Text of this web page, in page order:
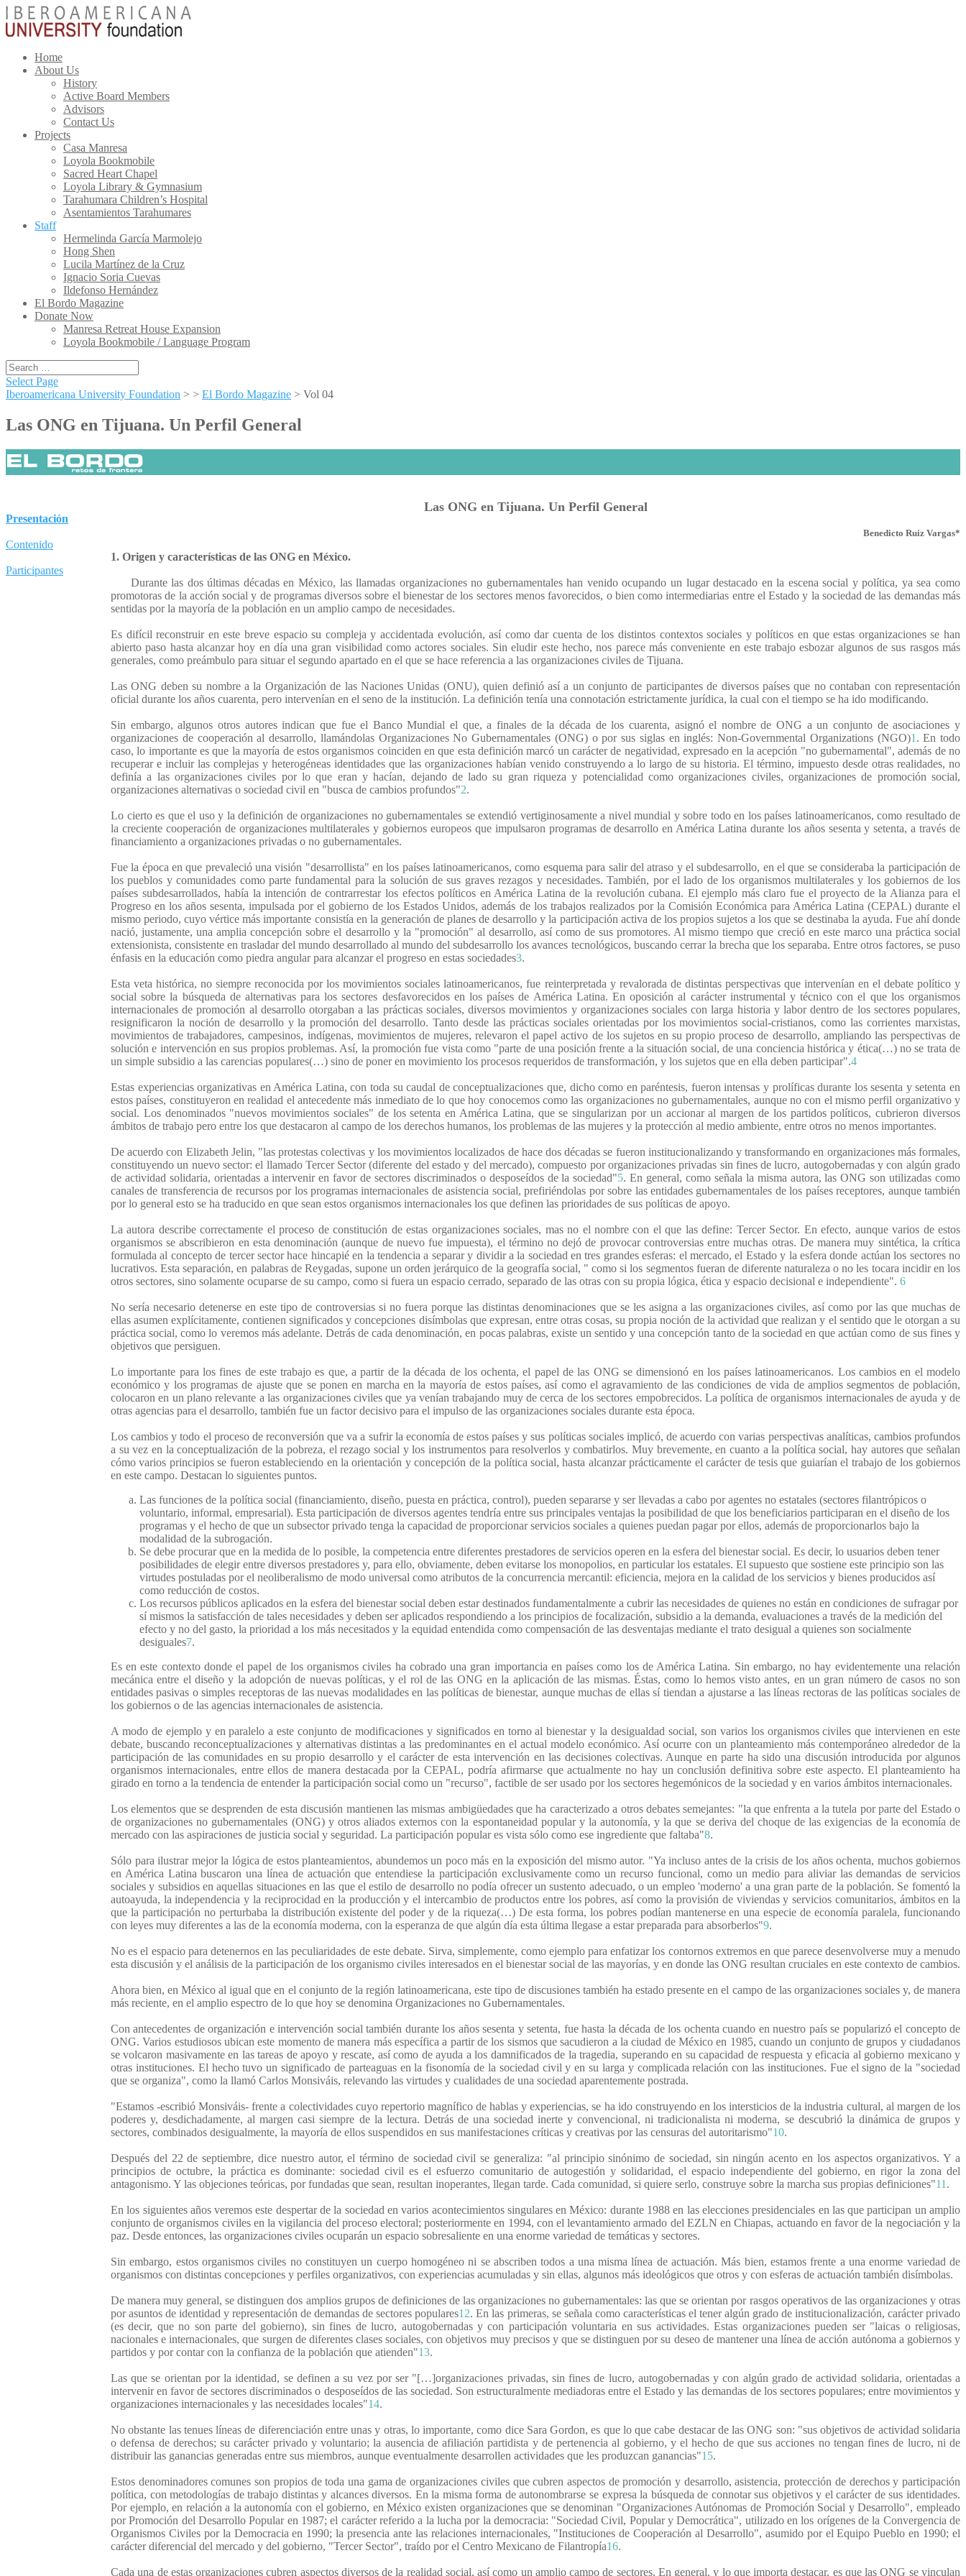
Home
About Us
History
Active Board Members
Advisors
Contact Us
Projects
Casa Manresa
Loyola Bookmobile
Sacred Heart Chapel
Loyola Library & Gymnasium
Tarahumara Children’s Hospital
Asentamientos Tarahumares
Staff
Hermelinda García Marmolejo
Hong Shen
Lucila Martínez de la Cruz
Ignacio Soria Cuevas
Ildefonso Hernández
El Bordo Magazine
Donate Now
Manresa Retreat House Expansion
Loyola Bookmobile / Language Program
Select Page
Iberoamericana University Foundation > > El Bordo Magazine > Vol 04
Las ONG en Tijuana. Un Perfil General
Presentación
Contenido
Participantes
Las ONG en Tijuana. Un Perfil General
Benedicto Ruiz Vargas*
1. Origen y características de las ONG en México.
Durante las dos últimas décadas en México, las llamadas organizaciones no gubernamentales han venido ocupando un lugar destacado en la escena social y política, ya sea como
promotoras de la acción social y de programas diversos sobre el bienestar de los sectores menos favorecidos, o bien como intermediarias entre el Estado y la sociedad de las demandas más
sentidas por la mayoría de la población en un amplio campo de necesidades.
Es difícil reconstruir en este breve espacio su compleja y accidentada evolución, así como dar cuenta de los distintos contextos sociales y políticos en que estas organizaciones se han
abierto paso hasta alcanzar hoy en día una gran visibilidad como actores sociales. Sin eludir este hecho, nos parece más conveniente en este trabajo esbozar algunos de sus rasgos más
generales, como preámbulo para situar el segundo apartado en el que se hace referencia a las organizaciones civiles de Tijuana.
Las ONG deben su nombre a la Organización de las Naciones Unidas (ONU), quien definió así a un conjunto de participantes de diversos países que no contaban con representación
oficial durante los años cuarenta, pero intervenían en el seno de la institución. La definición tenía una connotación estrictamente jurídica, la cual con el tiempo se ha ido modificando.
Sin embargo, algunos otros autores indican que fue el Banco Mundial el que, a finales de la década de los cuarenta, asignó el nombre de ONG a un conjunto de asociaciones y
organizaciones de cooperación al desarrollo, llamándolas Organizaciones No Gubernamentales (ONG) o por sus siglas en inglés: Non-Governmental Organizations (NGO)1 . En todo
caso, lo importante es que la mayoría de estos organismos coinciden en que esta definición marcó un carácter de negatividad, expresado en la acepción "no gubernamental", además de no
recuperar e incluir las complejas y heterogéneas identidades que las organizaciones habían venido construyendo a lo largo de su historia. El término, impuesto desde otras realidades, no
definía a las organizaciones civiles por lo que eran y hacían, dejando de lado su gran riqueza y potencialidad como organizaciones civiles, organizaciones de promoción social,
organizaciones alternativas o sociedad civil en "busca de cambios profundos"2.
Lo cierto es que el uso y la definición de organizaciones no gubernamentales se extendió vertiginosamente a nivel mundial y sobre todo en los países latinoamericanos, como resultado de
la creciente cooperación de organizaciones multilaterales y gobiernos europeos que impulsaron programas de desarrollo en América Latina durante los años sesenta y setenta, a través de
financiamiento a organizaciones privadas o no gubernamentales.
Fue la época en que prevaleció una visión "desarrollista" en los países latinoamericanos, como esquema para salir del atraso y el subdesarrollo, en el que se consideraba la participación de
los pueblos y comunidades como parte fundamental para la solución de sus graves rezagos y necesidades. También, por el lado de los organismos multilaterales y los gobiernos de los
países subdesarrollados, había la intención de contrarrestar los efectos políticos en América Latina de la revolución cubana. El ejemplo más claro fue el proyecto de la Alianza para el
Progreso en los años sesenta, impulsada por el gobierno de los Estados Unidos, además de los trabajos realizados por la Comisión Económica para América Latina (CEPAL) durante el
mismo periodo, cuyo vértice más importante consistía en la generación de planes de desarrollo y la participación activa de los propios sujetos a los que se destinaba la ayuda. Fue ahí donde
nació, justamente, una amplia concepción sobre el desarrollo y la "promoción" al desarrollo, así como de sus promotores. Al mismo tiempo que creció en este marco una práctica social
extensionista, consistente en trasladar del mundo desarrollado al mundo del subdesarrollo los avances tecnológicos, buscando cerrar la brecha que los separaba. Entre otros factores, se puso
énfasis en la educación como piedra angular para alcanzar el progreso en estas sociedades3.
Esta veta histórica, no siempre reconocida por los movimientos sociales latinoamericanos, fue reinterpretada y revalorada de distintas perspectivas que intervenían en el debate político y
social sobre la búsqueda de alternativas para los sectores desfavorecidos en los países de América Latina. En oposición al carácter instrumental y técnico con el que los organismos
internacionales de promoción al desarrollo otorgaban a las prácticas sociales, diversos movimientos y organizaciones sociales con larga historia y labor dentro de los sectores populares,
resignificaron la noción de desarrollo y la promoción del desarrollo. Tanto desde las prácticas sociales orientadas por los movimientos social-cristianos, como las corrientes marxistas,
movimientos de trabajadores, campesinos, indígenas, movimientos de mujeres, relevaron el papel activo de los sujetos en su propio proceso de desarrollo, ampliando las perspectivas de
solución e intervención en sus propios problemas. Así, la promoción fue vista como "parte de una posición frente a la situación social, de una conciencia histórica y ética(…) no se trata de
un simple subsidio a las carencias populares(…) sino de poner en movimiento los procesos requeridos de transformación, y los sujetos que en ella deben participar".4
Estas experiencias organizativas en América Latina, con toda su caudal de conceptualizaciones que, dicho como en paréntesis, fueron intensas y prolíficas durante los sesenta y setenta en
estos países, constituyeron en realidad el antecedente más inmediato de lo que hoy conocemos como las organizaciones no gubernamentales, aunque no con el mismo perfil organizativo y
social. Los denominados "nuevos movimientos sociales" de los setenta en América Latina, que se singularizan por un accionar al margen de los partidos políticos, cubrieron diversos
ámbitos de trabajo pero entre los que destacaron al campo de los derechos humanos, los problemas de las mujeres y la protección al medio ambiente, entre otros no menos importantes.
De acuerdo con Elizabeth Jelin, "las protestas colectivas y los movimientos localizados de hace dos décadas se fueron institucionalizando y transformando en organizaciones más formales,
constituyendo un nuevo sector: el llamado Tercer Sector (diferente del estado y del mercado), compuesto por organizaciones privadas sin fines de lucro, autogobernadas y con algún grado
de actividad solidaria, orientadas a intervenir en favor de sectores discriminados o desposeídos de la sociedad"5. En general, como señala la misma autora, las ONG son utilizadas como
canales de transferencia de recursos por los programas internacionales de asistencia social, prefiriéndolas por sobre las entidades gubernamentales de los países receptores, aunque también
por lo general esto se ha traducido en que sean estos organismos internacionales los que definen las prioridades de sus políticas de apoyo.
La autora describe correctamente el proceso de constitución de estas organizaciones sociales, mas no el nombre con el que las define: Tercer Sector. En efecto, aunque varios de estos
organismos se abscribieron en esta denominación (aunque de nuevo fue impuesta), el término no dejó de provocar controversias entre muchas otras. De manera muy sintética, la crítica
formulada al concepto de tercer sector hace hincapié en la tendencia a separar y dividir a la sociedad en tres grandes esferas: el mercado, el Estado y la esfera donde actúan los sectores no
lucrativos. Esta separación, en palabras de Reygadas, supone un orden jerárquico de la geografía social, " como si los segmentos fueran de diferente naturaleza o no les tocara incidir en los
otros sectores, sino solamente ocuparse de su campo, como si fuera un espacio cerrado, separado de las otras con su propia lógica, ética y espacio decisional e independiente". 6
No sería necesario detenerse en este tipo de controversias si no fuera porque las distintas denominaciones que se les asigna a las organizaciones civiles, así como por las que muchas de
ellas asumen explícitamente, contienen significados y concepciones disímbolas que expresan, entre otras cosas, su propia noción de la actividad que realizan y el sentido que le otorgan a su
práctica social, como lo veremos más adelante. Detrás de cada denominación, en pocas palabras, existe un sentido y una concepción tanto de la sociedad en que actúan como de sus fines y
objetivos que persiguen.
Lo importante para los fines de este trabajo es que, a partir de la década de los ochenta, el papel de las ONG se dimensionó en los países latinoamericanos. Los cambios en el modelo
económico y los programas de ajuste que se ponen en marcha en la mayoría de estos países, así como el agravamiento de las condiciones de vida de amplios segmentos de población,
colocaron en un plano relevante a las organizaciones civiles que ya venían trabajando muy de cerca de los sectores empobrecidos. La política de organismos internacionales de ayuda y de
otras agencias para el desarrollo, también fue un factor decisivo para el impulso de las organizaciones sociales durante esta época.
Los cambios y todo el proceso de reconversión que va a sufrir la economía de estos países y sus políticas sociales implicó, de acuerdo con varias perspectivas analíticas, cambios profundos
a su vez en la conceptualización de la pobreza, el rezago social y los instrumentos para resolverlos y combatirlos. Muy brevemente, en cuanto a la política social, hay autores que señalan
cómo varios principios se fueron estableciendo en la orientación y concepción de la política social, hasta alcanzar prácticamente el carácter de tesis que guiarían el trabajo de los gobiernos
en este campo. Destacan lo siguientes puntos.
Las funciones de la política social (financiamiento, diseño, puesta en práctica, control), pueden separarse y ser llevadas a cabo por agentes no estatales (sectores filantrópicos o
voluntario, informal, empresarial). Esta participación de diversos agentes tendría entre sus principales ventajas la posibilidad de que los beneficiarios participaran en el diseño de los
programas y el hecho de que un subsector privado tenga la capacidad de proporcionar servicios sociales a quienes puedan pagar por ellos, además de proporcionarlos bajo la
modalidad de la subrogación.
Se debe procurar que en la medida de lo posible, la competencia entre diferentes prestadores de servicios operen en la esfera del bienestar social. Es decir, lo usuarios deben tener
posibilidades de elegir entre diversos prestadores y, para ello, obviamente, deben evitarse los monopolios, en particular los estatales. El supuesto que sostiene este principio son las
virtudes postuladas por el neoliberalismo de modo universal como atributos de la concurrencia mercantil: eficiencia, mejora en la calidad de los servicios y bienes producidos así
como reducción de costos.
Los recursos públicos aplicados en la esfera del bienestar social deben estar destinados fundamentalmente a cubrir las necesidades de quienes no están en condiciones de sufragar por
sí mismos la satisfacción de tales necesidades y deben ser aplicados respondiendo a los principios de focalización, subsidio a la demanda, evaluaciones a través de la medición del
efecto y no del gasto, la prioridad a los más necesitados y la equidad entendida como compensación de las desventajas mediante el trato desigual a quienes son socialmente
desiguales7.
Es en este contexto donde el papel de los organismos civiles ha cobrado una gran importancia en países como los de América Latina. Sin embargo, no hay evidentemente una relación
mecánica entre el diseño y la adopción de nuevas políticas, y el rol de las ONG en la aplicación de las mismas. Éstas, como lo hemos visto antes, en un gran número de casos no son
entidades pasivas o simples receptoras de las nuevas modalidades en las políticas de bienestar, aunque muchas de ellas sí tiendan a ajustarse a las líneas rectoras de las políticas sociales de
los gobiernos o de las agencias internacionales de asistencia.
A modo de ejemplo y en paralelo a este conjunto de modificaciones y significados en torno al bienestar y la desigualdad social, son varios los organismos civiles que intervienen en este
debate, buscando reconceptualizaciones y alternativas distintas a las predominantes en el actual modelo económico. Así ocurre con un planteamiento más contemporáneo alrededor de la
participación de las comunidades en su propio desarrollo y el carácter de esta intervención en las decisiones colectivas. Aunque en parte ha sido una discusión introducida por algunos
organismos internacionales, entre ellos de manera destacada por la CEPAL, podría afirmarse que actualmente no hay un conclusión definitiva sobre este aspecto. El planteamiento ha
girado en torno a la tendencia de entender la participación social como un "recurso", factible de ser usado por los sectores hegemónicos de la sociedad y en varios ámbitos internacionales.
Los elementos que se desprenden de esta discusión mantienen las mismas ambigüedades que ha caracterizado a otros debates semejantes: "la que enfrenta a la tutela por parte del Estado o
de organizaciones no gubernamentales (ONG) y otros aliados externos con la espontaneidad popular y la autonomía, y la que se deriva del choque de las exigencias de la economía de
mercado con las aspiraciones de justicia social y seguridad. La participación popular es vista sólo como ese ingrediente que faltaba"8.
Sólo para ilustrar mejor la lógica de estos planteamientos, abundemos un poco más en la exposición del mismo autor. "Ya incluso antes de la crisis de los años ochenta, muchos gobiernos
en América Latina buscaron una línea de actuación que entendiese la participación exclusivamente como un recurso funcional, como un medio para aliviar las demandas de servicios
sociales y subsidios en aquellas situaciones en las que el estilo de desarrollo no podía ofrecer un sustento adecuado, o un empleo 'moderno' a una gran parte de la población. Se fomentó la
autoayuda, la independencia y la reciprocidad en la producción y el intercambio de productos entre los pobres, así como la provisión de viviendas y servicios comunitarios, ámbitos en la
que la participación no perturbaba la distribución existente del poder y de la riqueza(…) De esta forma, los pobres podían mantenerse en una especie de economía paralela, funcionando
con leyes muy diferentes a las de la economía moderna, con la esperanza de que algún día esta última llegase a estar preparada para absorberlos"9.
No es el espacio para detenernos en las peculiaridades de este debate. Sirva, simplemente, como ejemplo para enfatizar los contornos extremos en que parece desenvolverse muy a menudo
esta discusión y el análisis de la participación de los organismo civiles interesados en el bienestar social de las mayorías, y en donde las ONG resultan cruciales en este contexto de cambios.
Ahora bien, en México al igual que en el conjunto de la región latinoamericana, este tipo de discusiones también ha estado presente en el campo de las organizaciones sociales y, de manera
más reciente, en el amplio espectro de lo que hoy se denomina Organizaciones no Gubernamentales.
Con antecedentes de organización e intervención social también durante los años sesenta y setenta, fue hasta la década de los ochenta cuando en nuestro país se popularizó el concepto de
ONG. Varios estudiosos ubican este momento de manera más específica a partir de los sismos que sacudieron a la ciudad de México en 1985, cuando un conjunto de grupos y ciudadanos
se volcaron masivamente en las tareas de apoyo y rescate, así como de ayuda a los damnificados de la tragedia, superando en su capacidad de respuesta y eficacia al gobierno mexicano y
otras instituciones. El hecho tuvo un significado de parteaguas en la fisonomía de la sociedad civil y en su larga y complicada relación con las instituciones. Fue el signo de la "sociedad
que se organiza", como la llamó Carlos Monsiváis, relevando las virtudes y cualidades de una sociedad aparentemente postrada.
"Estamos -escribió Monsiváis- frente a colectividades cuyo repertorio magnífico de hablas y experiencias, se ha ido construyendo en los intersticios de la industria cultural, al margen de los
poderes y, desdichadamente, al margen casi siempre de la lectura. Detrás de una sociedad inerte y convencional, ni tradicionalista ni moderna, se descubrió la dinámica de grupos y
sectores, combinados desigualmente, la mayoría de ellos suspendidos en sus manifestaciones críticas y creativas por las censuras del autoritarismo"10.
Después del 22 de septiembre, dice nuestro autor, el término de sociedad civil se generaliza: "al principio sinónimo de sociedad, sin ningún acento en los aspectos organizativos. Y a
principios de octubre, la práctica es dominante: sociedad civil es el esfuerzo comunitario de autogestión y solidaridad, el espacio independiente del gobierno, en rigor la zona del
antagonismo. Y las objeciones teóricas, por fundadas que sean, resultan inoperantes, llegan tarde. Cada comunidad, si quiere serlo, construye sobre la marcha sus propias definiciones"11 .
En los siguientes años veremos este despertar de la sociedad en varios acontecimientos singulares en México: durante 1988 en las elecciones presidenciales en las que participan un amplio
conjunto de organismos civiles en la vigilancia del proceso electoral; posteriormente en 1994, con el levantamiento armado del EZLN en Chiapas, actuando en favor de la negociación y la
paz. Desde entonces, las organizaciones civiles ocuparán un espacio sobresaliente en una enorme variedad de temáticas y sectores.
Sin embargo, estos organismos civiles no constituyen un cuerpo homogéneo ni se abscriben todos a una misma línea de actuación. Más bien, estamos frente a una enorme variedad de
organismos con distintas concepciones y perfiles organizativos, con experiencias acumuladas y sin ellas, algunos más ideológicos que otros y con esferas de actuación también disímbolas.
De manera muy general, se distinguen dos amplios grupos de definiciones de las organizaciones no gubernamentales: las que se orientan por rasgos operativos de las organizaciones y otras
por asuntos de identidad y representación de demandas de sectores populares12. En las primeras, se señala como características el tener algún grado de institucionalización, carácter privado
(es decir, que no son parte del gobierno), sin fines de lucro, autogobernadas y con participación voluntaria en sus actividades. Estas organizaciones pueden ser "laicas o religiosas,
nacionales e internacionales, que surgen de diferentes clases sociales, con objetivos muy precisos y que se distinguen por su deseo de mantener una línea de acción autónoma a gobiernos y
partidos y por contar con la confianza de la población que atienden"13.
Las que se orientan por la identidad, se definen a su vez por ser "[…]organizaciones privadas, sin fines de lucro, autogobernadas y con algún grado de actividad solidaria, orientadas a
intervenir en favor de sectores discriminados o desposeídos de las sociedad. Son estructuralmente mediadoras entre el Estado y las demandas de los sectores populares; entre movimientos y
organizaciones internacionales y las necesidades locales"14.
No obstante las tenues líneas de diferenciación entre unas y otras, lo importante, como dice Sara Gordon, es que lo que cabe destacar de las ONG son: "sus objetivos de actividad solidaria
o defensa de derechos; su carácter privado y voluntario; la ausencia de afiliación partidista y de pertenencia al gobierno, y el hecho de que sus acciones no tengan fines de lucro, ni de
distribuir las ganancias generadas entre sus miembros, aunque eventualmente desarrollen actividades que les produzcan ganancias"15.
Estos denominadores comunes son propios de toda una gama de organizaciones civiles que cubren aspectos de promoción y desarrollo, asistencia, protección de derechos y participación
política, con metodologías de trabajo distintas y alcances diversos. En la misma forma de autonombrarse se expresa la búsqueda de connotar sus objetivos y el carácter de sus identidades.
Por ejemplo, en relación a la autonomía con el gobierno, en México existen organizaciones que se denominan "Organizaciones Autónomas de Promoción Social y Desarrollo", empleado
por Promoción del Desarrollo Popular en 1987; el carácter referido a la lucha por la democracia: "Sociedad Civil, Popular y Democrática", utilizado en los orígenes de la Convergencia de
Organismos Civiles por la Democracia en 1990; la presencia ante las relaciones internacionales, "Instituciones de Cooperación al Desarrollo", asumido por el Equipo Pueblo en 1990; el
carácter diferencial del mercado y del gobierno, "Tercer Sector", traído por el Centro Mexicano de Filantropía16.
Cada una de estas organizaciones cubren aspectos diversos de la realidad social, así como un amplio campo de sectores. En general, y lo que importa destacar, es que las ONG se vinculan